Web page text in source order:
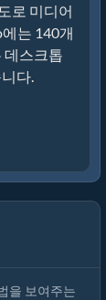
로 미디어
는 140개
데스크톱
다.
을 보여주는